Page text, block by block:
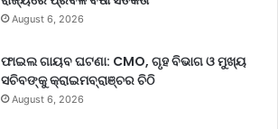
August 6, 2026
ଫାଇଲ ଗାୟବ ଘଟଣା: CMO, ଗୃହ ବିଭାଗ ଓ ମୁଖ୍ୟ
ସଚିବଙ୍କୁ କ୍ରାଇମବ୍ରାଞ୍ଚର ଚିଠି
August 6, 2026